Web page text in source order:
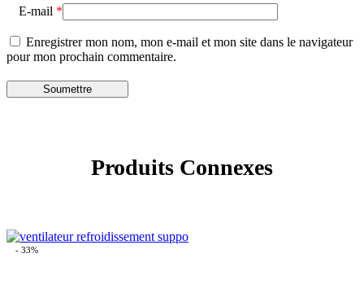
E-mail *
Enregistrer mon nom, mon e-mail et mon site dans le navigateur
pour mon prochain commentaire.
Produits Connexes
- 33%